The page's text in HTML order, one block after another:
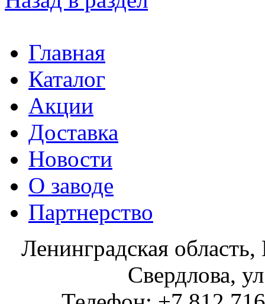
Главная
Каталог
Акции
Доставка
Новости
О заводе
Партнерство
Ленинградская
Свердлова,